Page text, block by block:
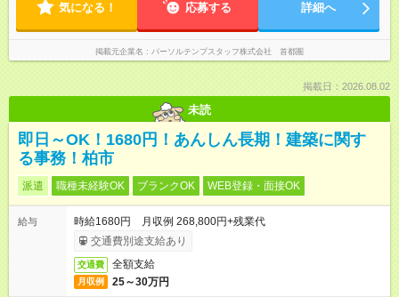
気になる！ 応募する 詳細へ
掲載元企業名 パーソルテンプスタッフ株式会社 首都圏
掲載日：2026.08.02
未読
即日～OK！1680円！あんしん長期！建築に関す
る事務！柏市
派遣 職種未経験OK ブランクOK WEB登録・面接OK
給与
時給1680円 月収例 268,800円+残業代
交通費別途支給あり
交通費 全額支給
月収例 25～30万円